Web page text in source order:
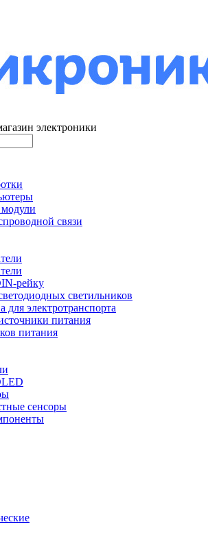
электроники
связи
рейку
светильников
для электротранспорта
питания
питания
сенсоры